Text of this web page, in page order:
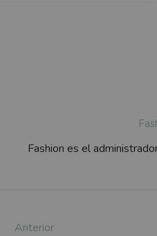
Fashion es el
Anterior